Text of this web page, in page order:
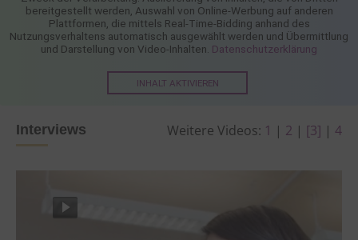
bereitgestellt werden, Auswahl von Online-Werbung auf anderen
Plattformen, die mittels Real-Time-Bidding anhand des
Nutzungsverhaltens automatisch ausgewählt werden und Übermittlung
und Darstellung von Video-Inhalten. Datenschutzerklärung
INHALT AKTIVIEREN
Interviews Weitere Videos: 1 | 2 | [3] | 4